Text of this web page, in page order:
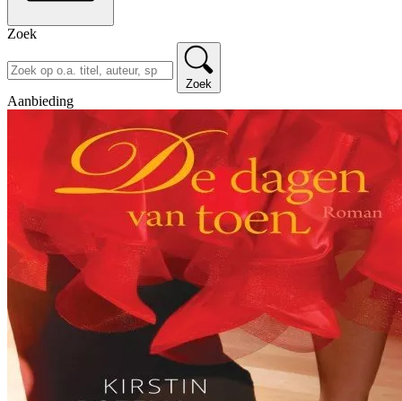
Zoek
Zoek
Aanbieding